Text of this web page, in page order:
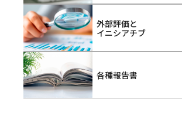
外部評価と
イニシアチブ
各種報告書